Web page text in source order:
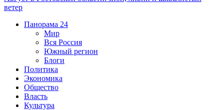
ветер
Панорама 24
Мир
Вся Россия
Южный регион
Блоги
Политика
Экономика
Общество
Власть
Культура